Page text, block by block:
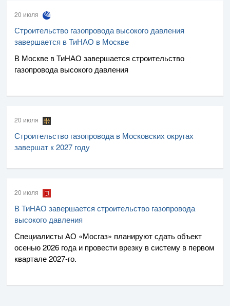
20 июля
Строительство газопровода высокого давления
завершается в ТиНАО в Москве
В Москве в ТиНАО завершается строительство
газопровода высокого давления
20 июля
Строительство газопровода в Московских округах
завершат к 2027 году
20 июля
В ТиНАО завершается строительство газопровода
высокого давления
Специалисты АО «Мосгаз» планируют сдать объект
осенью 2026 года и провести врезку в систему в первом
квартале2027-го.